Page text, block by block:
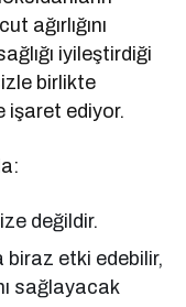
ağırlığını
iyileştirdiği
birlikte
işaret ediyor.
değildir.
biraz etki edebilir,
sağlayacak